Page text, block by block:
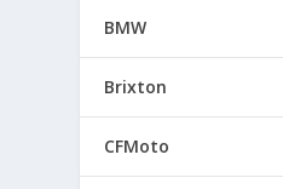
BMW
Brixton
CFMoto